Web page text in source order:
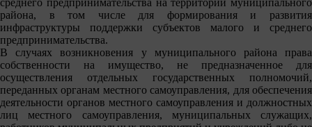
среднего предпринимательства на территории муниципального
района, в том числе для формирования и развития
инфраструктуры поддержки субъектов малого и среднего
предпринимательства.
В случаях возникновения у муниципального района права
собственности на имущество, не предназначенное для
осуществления отдельных государственных полномочий,
переданных органам местного самоуправления, для обеспечения
деятельности органов местного самоуправления и должностных
лиц местного самоуправления, муниципальных служащих,